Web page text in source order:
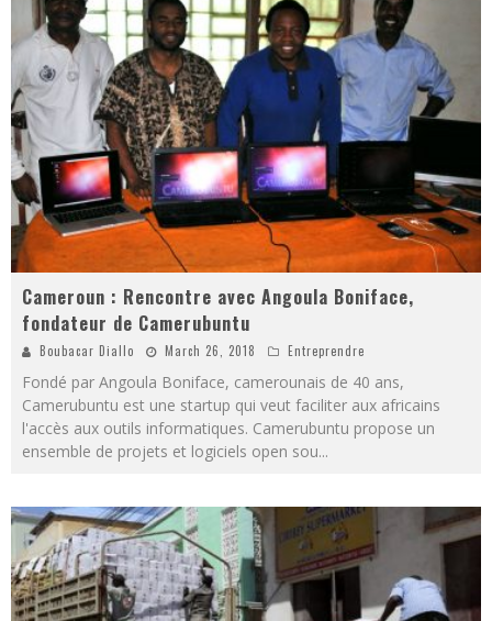
Cameroun : Rencontre avec Angoula Boniface,
fondateur de Camerubuntu
Boubacar Diallo March 26, 2018 Entreprendre
Fondé par Angoula Boniface, camerounais de 40 ans,
Camerubuntu est une startup qui veut faciliter aux africains
l'accès aux outils informatiques. Camerubuntu propose un
ensemble de projets et logiciels open sou...